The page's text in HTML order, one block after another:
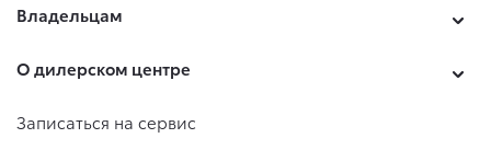
Владельцам
О дилерском центре
Записаться на сервис